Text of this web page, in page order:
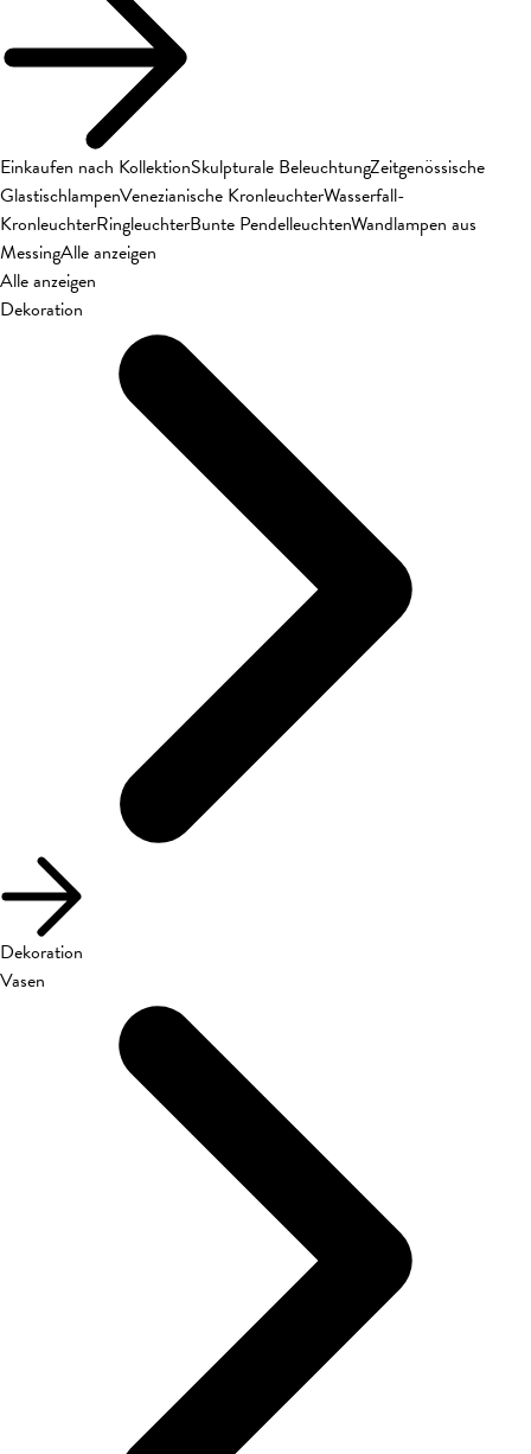
Einkaufen nach KollektionSkulpturale BeleuchtungZeitgenössische
GlastischlampenVenezianische KronleuchterWasserfall-
KronleuchterRingleuchterBunte PendelleuchtenWandlampen aus
MessingAlle anzeigen
Alle anzeigen
Dekoration
Dekoration
Vasen